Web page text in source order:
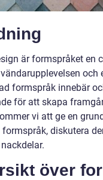
är formspråket en
formspråk innebär
för att skapa
vi att ge en
formspråk, diskutera
över